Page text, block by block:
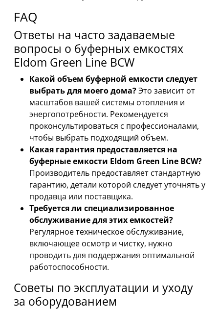
FAQ
Ответы на часто задаваемые
вопросы о буферных емкостях
Eldom Green Line BCW
Какой объем буферной емкости следует
выбрать для моего дома?Это зависит от
масштабов вашей системы отопления и
энергопотребности. Рекомендуется
проконсультироваться с профессионалами,
чтобы выбрать подходящий объем.
Какая гарантия предоставляется на
буферные емкости Eldom Green Line BCW?
Производитель предоставляет стандартную
гарантию, детали которой следует уточнять у
продавца или поставщика.
Требуется ли специализированное
обслуживание для этих емкостей?
Регулярное техническое обслуживание,
включающее осмотр и чистку, нужно
проводить для поддержания оптимальной
работоспособности.
Советы по эксплуатации и уходу
за оборудованием